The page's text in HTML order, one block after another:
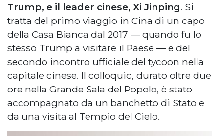
Trump, e il leader cinese, Xi Jinping. Si
tratta del primo viaggio in Cina di un capo
della Casa Bianca dal 2017 — quando fu lo
stesso Trump a visitare il Paese — e del
secondo incontro ufficiale del tycoon nella
capitale cinese. Il colloquio, durato oltre due
ore nella Grande Sala del Popolo, è stato
accompagnato da un banchetto di Stato e
da una visita al Tempio del Cielo.